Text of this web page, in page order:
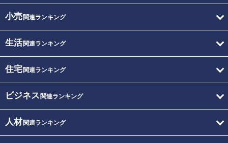
小売関連ランキング
生活関連ランキング
住宅関連ランキング
ビジネス 関連ランキング
人材関連ランキング